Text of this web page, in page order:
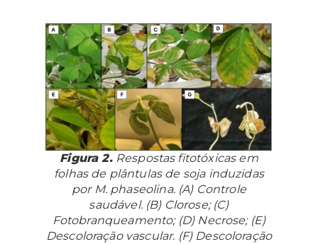
Figura 2.Respostas fitotóxicas em
folhas de plântulas de soja induzidas
por M. phaseolina. (A) Controle
saudável. (B) Clorose; (C)
Fotobranqueamento; (D) Necrose; (E)
Descoloração vascular. (F) Descoloração